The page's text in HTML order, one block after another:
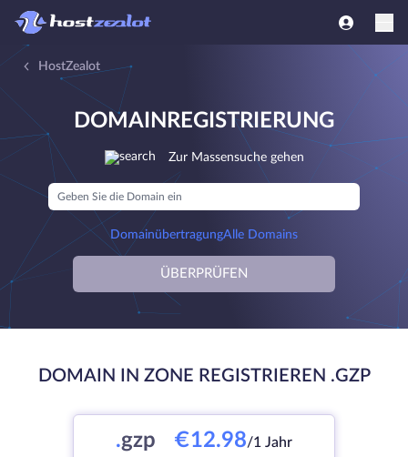
HostZealot
DOMAINREGISTRIERUNG
Zur Massensuche gehen
DomainübertragungAlle Domains
ÜBERPRÜFEN
DOMAIN IN ZONE REGISTRIEREN .GZP
.gzp €12.98/1 Jahr